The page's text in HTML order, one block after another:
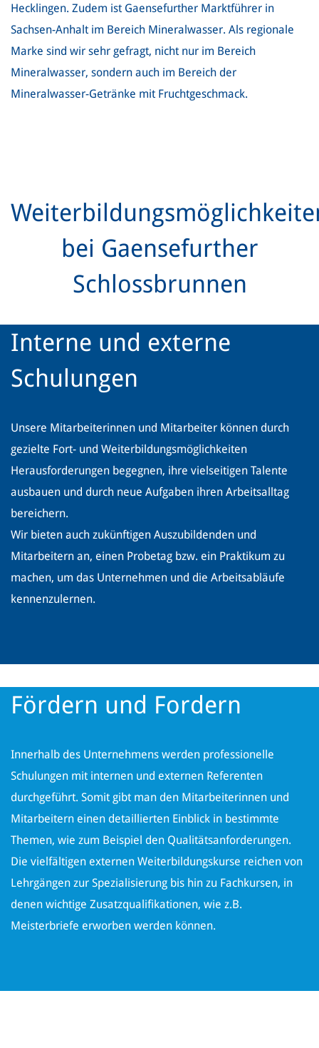
Hecklingen. Zudem ist Gaensefurther Marktführer in
Sachsen-Anhalt im Bereich Mineralwasser. Als regionale
Marke sind wir sehr gefragt, nicht nur im Bereich
Mineralwasser, sondern auch im Bereich der
Mineralwasser-Getränke mit Fruchtgeschmack.
bei Gaensefurther
Schlossbrunnen
Interne und externe
Schulungen
Unsere Mitarbeiterinnen und Mitarbeiter können durch
gezielte Fort- und Weiterbildungsmöglichkeiten
Herausforderungen begegnen, ihre vielseitigen Talente
ausbauen und durch neue Aufgaben ihren Arbeitsalltag
bereichern.
Wir bieten auch zukünftigen Auszubildenden und
Mitarbeitern an, einen Probetag bzw. ein Praktikum zu
machen, um das Unternehmen und die Arbeitsabläufe
kennenzulernen.
Fördern und Fordern
Innerhalb des Unternehmens werden professionelle
Schulungen mit internen und externen Referenten
durchgeführt. Somit gibt man den Mitarbeiterinnen und
Mitarbeitern einen detaillierten Einblick in bestimmte
Themen, wie zum Beispiel den Qualitätsanforderungen.
Die vielfältigen externen Weiterbildungskurse reichen von
Lehrgängen zur Spezialisierung bis hin zu Fachkursen, in
denen wichtige Zusatzqualifikationen, wie z.B.
Meisterbriefe erworben werden können.